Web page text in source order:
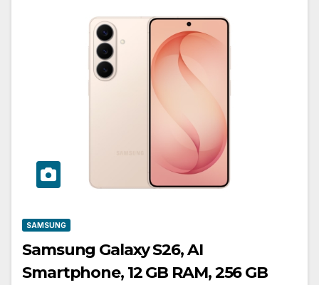
SAMSUNG
Samsung Galaxy S26, AI
Smartphone, 12 GB RAM, 256 GB